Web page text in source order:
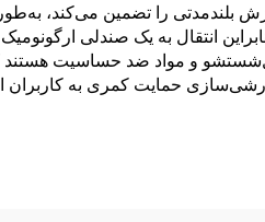
بلندمدتی را تضمین می‌کند،
انتقال به یک صندلی
و مواد ضد حساسیت هستند
حمایت کمری به کاربران